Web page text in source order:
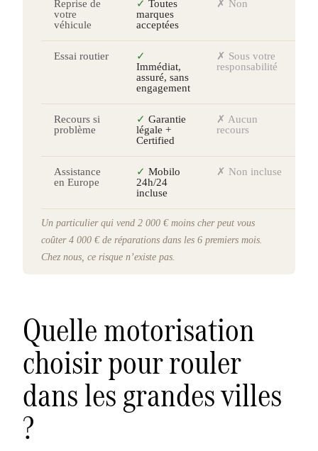
Reprise de
votre
véhicule
✓ Toutes
marques
acceptées
✗ Non
Essai routier
✓
Immédiat,
assuré, sans
engagement
✗ Sous votre
responsabilité
Recours si
problème
✓ Garantie
légale +
Certified
✗ Aucun
recours
Assistance
en Europe
✓ Mobilo
24h/24
incluse
✗ Non incluse
Un particulier qui vend 2 000 € moins cher peut vous
coûter 4 000 € de réparations dans les 6 premiers mois.
Chez nous, ce risque n’existe pas.
Quelle motorisation
choisir pour rouler
dans les grandes villes
?